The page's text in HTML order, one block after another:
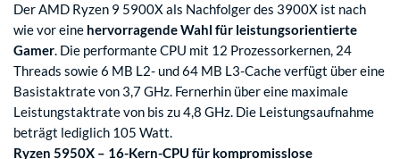
Der AMD Ryzen 9 5900X als Nachfolger des 3900X ist nach
wie vor eine hervorragende Wahl für leistungsorientierte
Gamer. Die performante CPU mit 12 Prozessorkernen, 24
Threads sowie 6 MB L2- und 64 MB L3-Cache verfügt über eine
Basistaktrate von 3,7 GHz. Fernerhin über eine maximale
Leistungstaktrate von bis zu 4,8 GHz. Die Leistungsaufnahme
beträgt lediglich 105 Watt.
Ryzen 5950X – 16-Kern-CPU für kompromisslose